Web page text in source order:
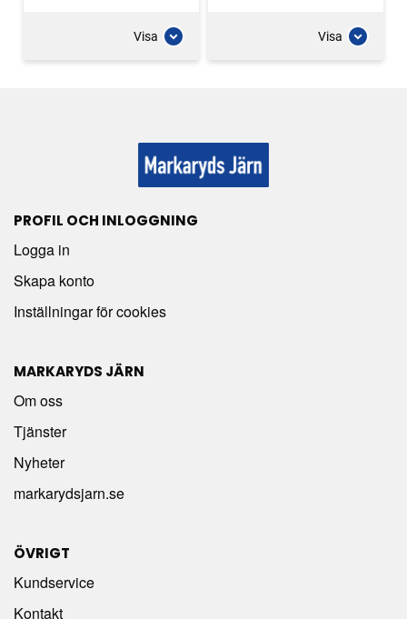
Visa Visa
PROFIL OCH INLOGGNING
Logga in
Skapa konto
Inställningar för cookies
MARKARYDS JÄRN
Om oss
Tjänster
Nyheter
markarydsjarn.se
ÖVRIGT
Kundservice
Kontakt